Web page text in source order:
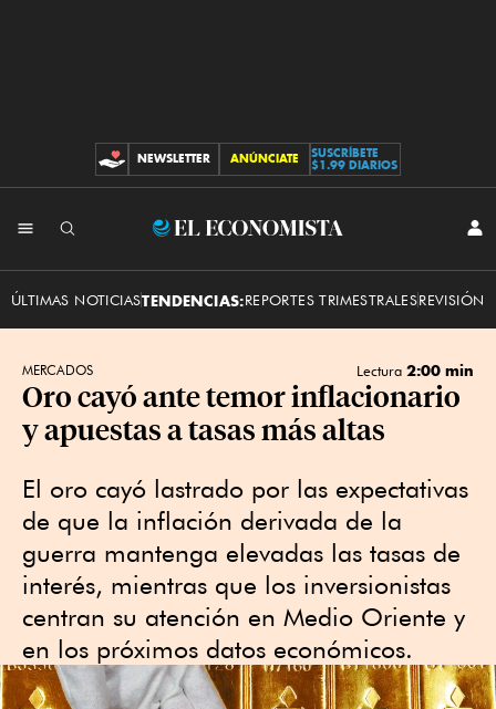
CONTRIBUCIONES
NEWSLETTER ANÚNCIATE
SUSCRÍBETE
$1.99 DIARIOS
El
ÚLTIMAS NOTICIASTENDENCIAS:REPORTES TRIMESTRALESREVISIÓN
MERCADOS Lectura 2:00 min
Oro cayó ante temor inflacionario
y apuestas a tasas más altas
El oro cayó lastrado por las expectativas
de que la inflación derivada de la
guerra mantenga elevadas las tasas de
interés, mientras que los inversionistas
centran su atención en Medio Oriente y
en los próximos datos económicos.